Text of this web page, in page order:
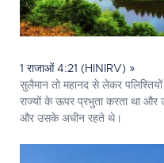
1 राजाओं 4:21 (HINIRV) »
सुलैमान तो महानद से लेकर
राज्यों के ऊपर प्रभुता करता था
और उसके अधीन रहते थे।